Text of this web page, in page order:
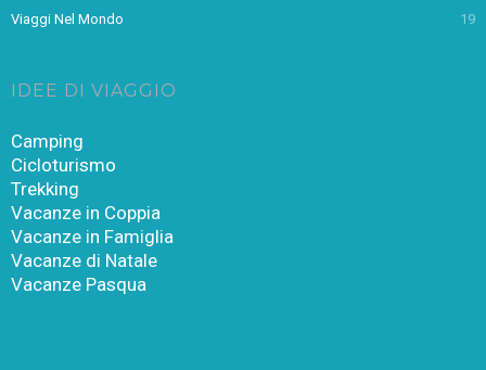
Viaggi Nel Mondo 19
IDEE DI VIAGGIO
Camping
Cicloturismo
Trekking
Vacanze in Coppia
Vacanze in Famiglia
Vacanze di Natale
Vacanze Pasqua